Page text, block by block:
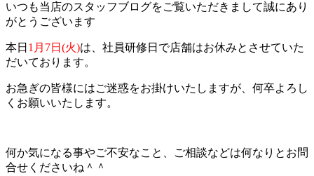
いつも当店のスタッフブログをご覧いただきまして誠にあり
がとうございます
本日 1月7日(火)は、社員研修日で店舗はお休みとさせていた
だいております。
お急ぎの皆様にはご迷惑をお掛けいたしますが、何卒よろし
くお願いいたします。
何か気になる事やご不安なこと、ご相談などは何なりとお問
合せくださいね＾＾